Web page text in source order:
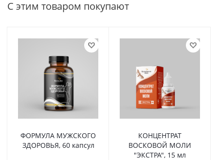
С этим товаром покупают
ФОРМУЛА МУЖСКОГО
ЗДОРОВЬЯ, 60 капсул
КОНЦЕНТРАТ
ВОСКОВОЙ МОЛИ
"ЭКСТРА", 15 мл